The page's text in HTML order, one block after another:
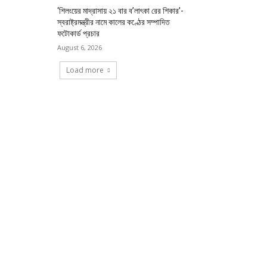
‘শিলংয়ের মাদ্রাসায় ২১ বার ব’লাৎকা রের শিকার’-
স্বরাষ্ট্রমন্ত্রীর নামে কালের কণ্ঠের সম্পাদিত
ফটোকার্ড প্রচার
August 6, 2026
Load more